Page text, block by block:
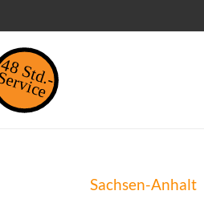
Std.-
Sachsen-Anhalt